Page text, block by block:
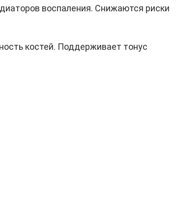
воспаления. Снижаются риски
костей. Поддерживает тонус